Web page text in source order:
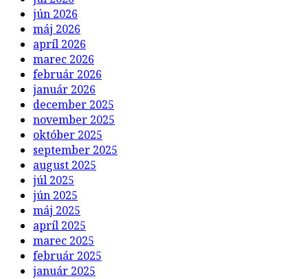
jún 2026
máj 2026
apríl 2026
marec 2026
február 2026
január 2026
december 2025
november 2025
október 2025
september 2025
august 2025
júl 2025
jún 2025
máj 2025
apríl 2025
marec 2025
február 2025
január 2025